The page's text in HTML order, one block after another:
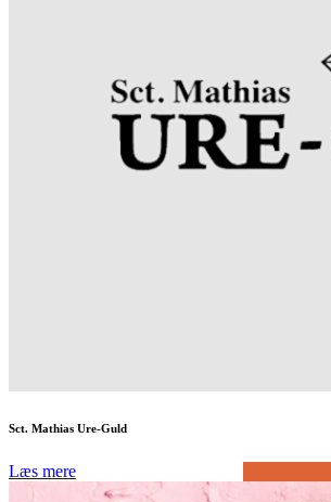
Sct. Mathias Ure-Guld
Læs mere